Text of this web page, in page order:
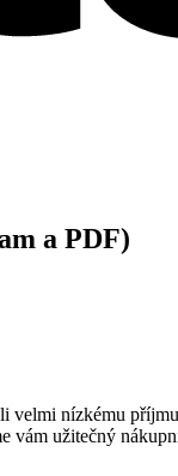
a PDF)
nízkému
užitečný